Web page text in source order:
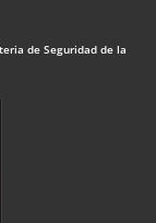
de Seguridad de la